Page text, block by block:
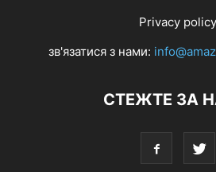
Privacy policy
зв'язатися з нами:
СТЕЖТЕ ЗА